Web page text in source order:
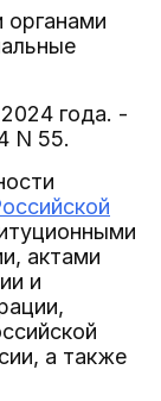
органами
года. -
N 55.
актами
и
а также